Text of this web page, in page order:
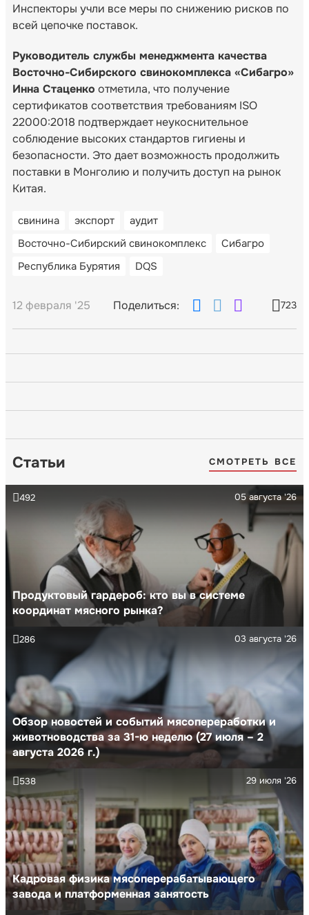
Инспекторы учли все меры по снижению рисков по
всей цепочке поставок.
Руководитель службы менеджмента качества
Восточно-Сибирского свинокомплекса «Сибагро»
Инна Стаценко отметила, что получение
сертификатов соответствия требованиям ISO
22000:2018 подтверждает неукоснительное
соблюдение высоких стандартов гигиены и
безопасности. Это дает возможность продолжить
поставки в Монголию и получить доступ на рынок
Китая.
свинина экспорт
аудит
Восточно-Сибирский свинокомплекс
Сибагро
Республика Бурятия
DQS
12 февраля '25 Поделиться: 723
Статьи СМОТРЕТЬ ВСЕ
Продуктовый гардероб: кто вы в системе
координат мясного рынка?
05 августа '26
492
Обзор новостей и событий мясопереработки и
животноводства за 31-ю неделю (27 июля – 2
августа 2026 г.)
03 августа '26
286
Кадровая физика мясоперерабатывающего
завода и платформенная занятость
29 июля '26
538